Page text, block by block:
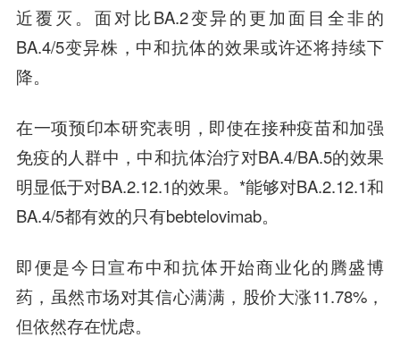
近覆灭。面对比BA.2变异的更加面目全非的
BA.4/5变异株，中和抗体的效果或许还将持续下
降。
在一项预印本研究表明，即使在接种疫苗和加强
免疫的人群中，中和抗体治疗对BA.4/BA.5的效果
明显低于对BA.2.12.1的效果。*能够对BA.2.12.1和
BA.4/5都有效的只有bebtelovimab。
即便是今日宣布中和抗体开始商业化的腾盛博
药，虽然市场对其信心满满，股价大涨11.78%，
但依然存在忧虑。